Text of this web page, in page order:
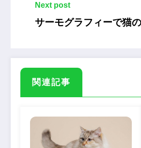
Next post
サーモグラフィーで猫
関連記事